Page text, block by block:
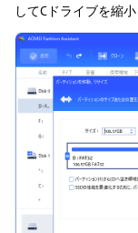
してCドライブを縮